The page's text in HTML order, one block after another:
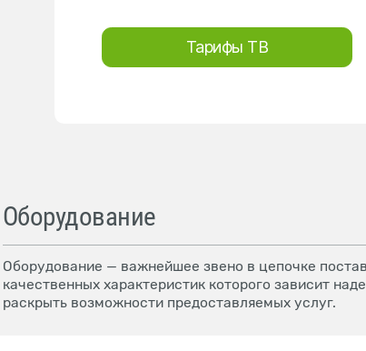
Тарифы ТВ
Оборудование
Оборудование — важнейшее звено в цепочке
качественных характеристик которого зависит
раскрыть возможности предоставляемых услуг.